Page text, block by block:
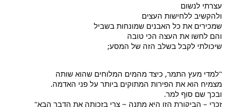
עצרתי לנשום
ולהקשיב ללחישות העצים
שמכירים את כל האבנים שמונחות בשביל
והם לחשו את העצה הכי טובה
שיכולתי לקבל בשלב הזה של המסע;
"למדי מעץ התמר, כיצד מהמים המלוחים שהוא שותה
מצמיח הוא את הפירות המתוקים ביותר על פני האדמה.
ובכך שם סוף למר.
זכרי – הביקורת הזו היא מתנה ~ צרי בזכותה את הדבר הבא"